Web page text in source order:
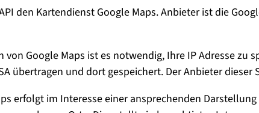
den Kartendienst Google Maps. Anbieter ist die
Google Maps ist es notwendig, Ihre IP Adresse zu
übertragen und dort gespeichert. Der Anbieter
erfolgt im Interesse einer ansprechenden